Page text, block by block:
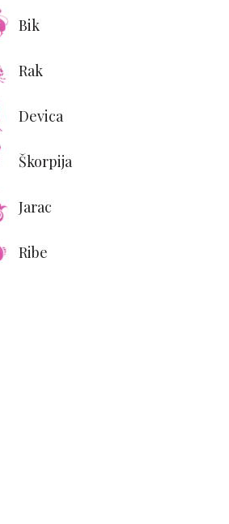
Bik
Rak
Devica
Škorpija
Jarac
Ribe